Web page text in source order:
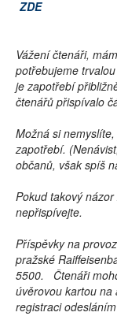
ZDE
Vážení čtenáři,
potřebujeme
je zapotřebí
čtenářů přispívalo
Možná si
zapotřebí.
občanů, však spíš
Pokud takový
nepřispívejte.
Příspěvky na
pražské
5500. Čtenáři
úvěrovou kartou na
registraci